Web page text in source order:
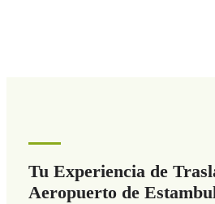
Tu Experiencia de
Aeropuerto de